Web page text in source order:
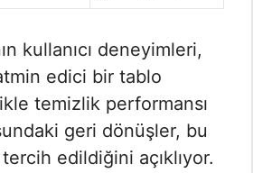
kullanıcı deneyimleri,
edici bir tablo
temizlik performansı
geri dönüşler, bu
edildiğini açıklıyor.